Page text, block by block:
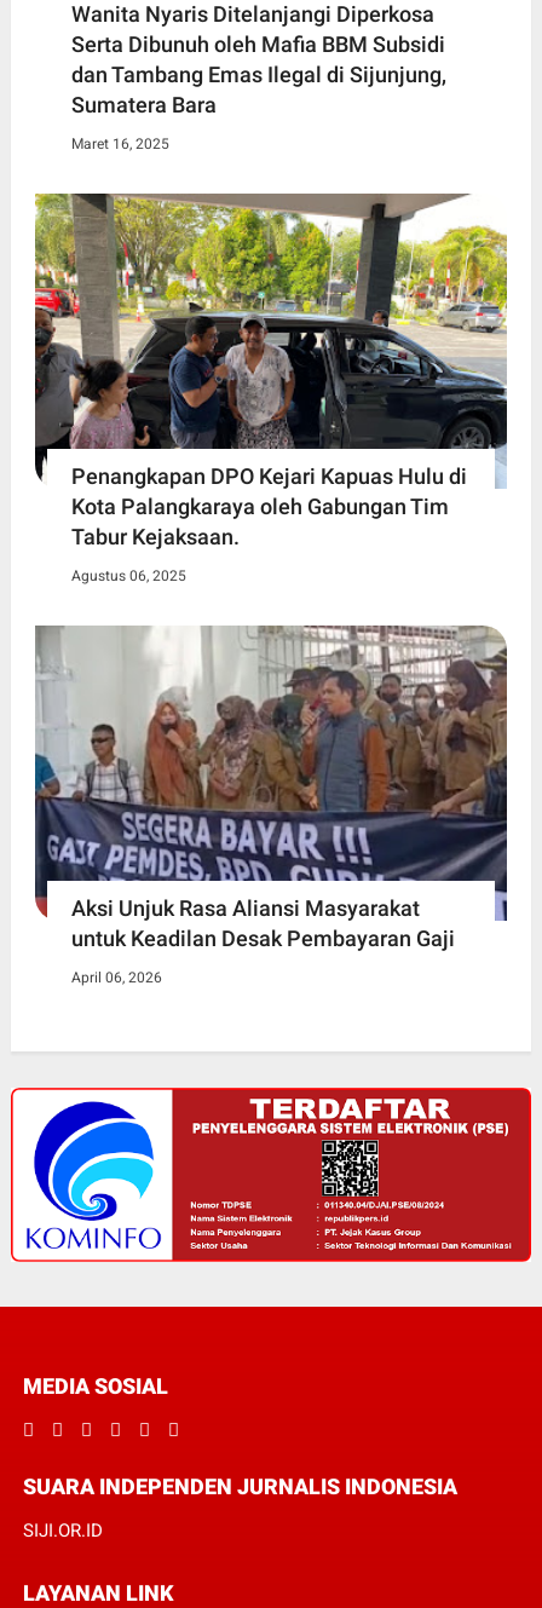
Wanita Nyaris Ditelanjangi Diperkosa
Serta Dibunuh oleh Mafia BBM Subsidi
dan Tambang Emas Ilegal di Sijunjung,
Sumatera Bara
Maret 16, 2025
Penangkapan DPO Kejari Kapuas Hulu di
Kota Palangkaraya oleh Gabungan Tim
Tabur Kejaksaan.
Agustus 06, 2025
Aksi Unjuk Rasa Aliansi Masyarakat
untuk Keadilan Desak Pembayaran Gaji
April 06, 2026
MEDIA SOSIAL
SUARA INDEPENDEN JURNALIS INDONESIA
SIJI.OR.ID
LAYANAN LINK